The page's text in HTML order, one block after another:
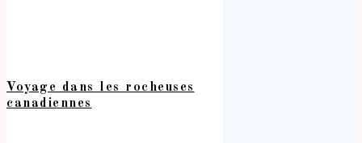
Voyage dans les rocheuses
canadiennes